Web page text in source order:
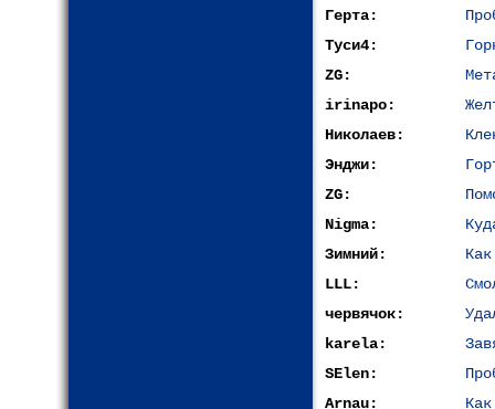
Герта:
Туси4:
ZG:
irinapo:
Николаев:
Энджи:
ZG:
Nigma:
Зимний:
LLL:
червячок:
karela:
SElen:
Arnau: